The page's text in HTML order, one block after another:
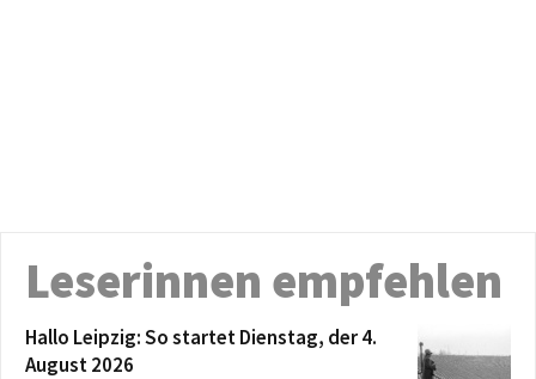
Leserinnen empfehlen
Hallo Leipzig: So startet Dienstag, der 4.
August 2026